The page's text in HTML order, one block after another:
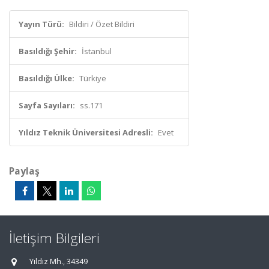
Yayın Türü: Bildiri / Özet Bildiri
Basıldığı Şehir: İstanbul
Basıldığı Ülke: Türkiye
Sayfa Sayıları: ss.171
Yıldız Teknik Üniversitesi Adresli: Evet
Paylaş
İletişim Bilgileri
Yıldız Mh., 34349